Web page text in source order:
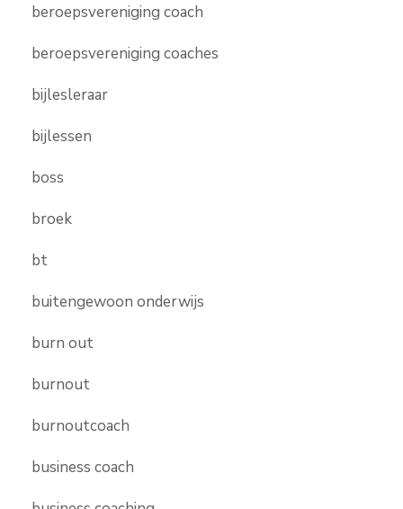
beroepsvereniging coach
beroepsvereniging coaches
bijlesleraar
bijlessen
boss
broek
bt
buitengewoon onderwijs
burn out
burnout
burnoutcoach
business coach